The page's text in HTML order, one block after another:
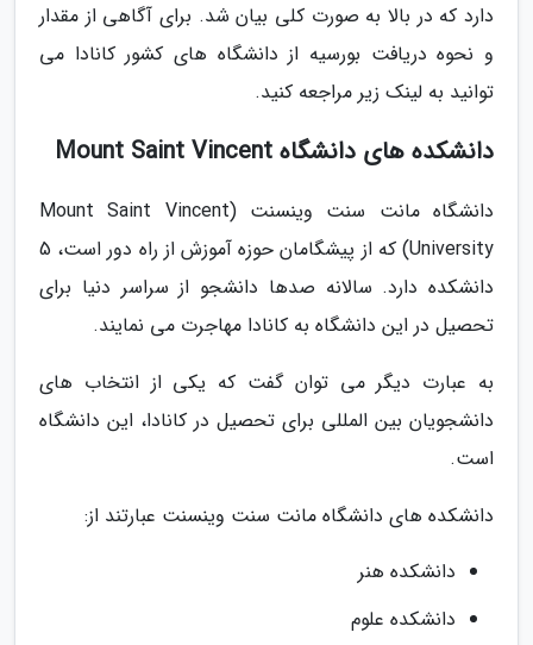
دارد که در بالا به صورت کلی بیان شد. برای آگاهی از مقدار
و نحوه دریافت بورسیه از دانشگاه های کشور کانادا می
توانید به لینک زیر مراجعه کنید.
دانشکده های دانشگاه Mount Saint Vincent
دانشگاه مانت سنت وینسنت (Mount Saint Vincent
University) که از پیشگامان حوزه آموزش از راه دور است، 5
دانشکده دارد. سالانه صدها دانشجو از سراسر دنیا برای
تحصیل در این دانشگاه به کانادا مهاجرت می نمایند.
به عبارت دیگر می توان گفت که یکی از انتخاب های
دانشجویان بین المللی برای تحصیل در کانادا، این دانشگاه
است.
دانشکده های دانشگاه مانت سنت وینسنت عبارتند از:
دانشکده هنر
دانشکده علوم